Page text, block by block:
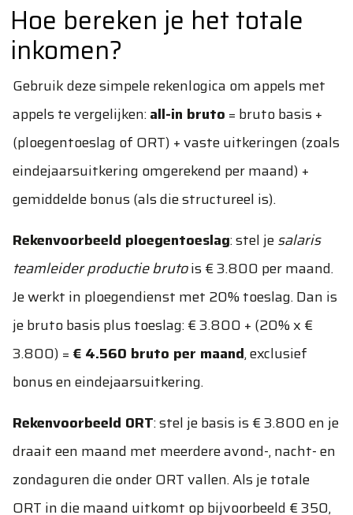
Hoe bereken je het totale
inkomen?
Gebruik deze simpele rekenlogica om appels met
appels te vergelijken:all-in bruto = bruto basis +
(ploegentoeslag of ORT) + vaste uitkeringen (zoals
eindejaarsuitkering omgerekend per maand) +
gemiddelde bonus (als die structureel is).
Rekenvoorbeeld ploegentoeslag: stel jesalaris
teamleider productie brutois € 3.800 per maand.
Je werkt in ploegendienst met 20% toeslag. Dan is
je bruto basis plus toeslag: € 3.800 + (20% x €
3.800) = € 4.560 bruto per maand, exclusief
bonus en eindejaarsuitkering.
Rekenvoorbeeld ORT: stel je basis is € 3.800 en je
draait een maand met meerdere avond-, nacht- en
zondaguren die onder ORT vallen. Als je totale
ORT in die maand uitkomt op bijvoorbeeld € 350,